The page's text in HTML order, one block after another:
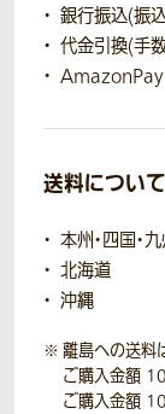
銀行振込(振
代金引換(手
AmazonPay
送料について
本州・四国・
北海道
沖縄
離島への送料
ご購入金額
ご購入金額